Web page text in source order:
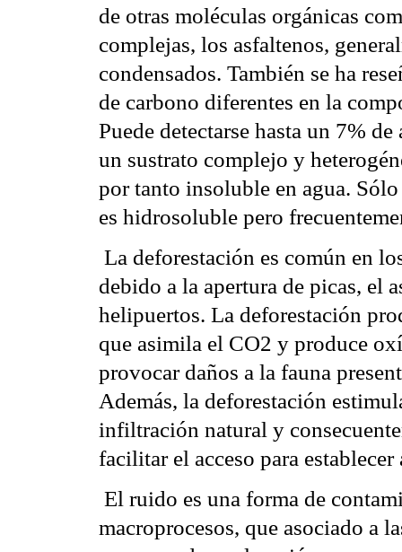
de otras moléculas orgánicas
complejas, los asfaltenos,
condensados. También se ha
de carbono diferentes en la
Puede detectarse hasta un 7%
un sustrato complejo y
por tanto insoluble en agua.
es hidrosoluble pero
 La deforestación es común en
debido a la apertura de picas, el
helipuertos. La deforestación
que asimila el CO2 y produce
provocar daños a la fauna
Además, la deforestación
infiltración natural y
facilitar el acceso para
 El ruido es una forma de
macroprocesos, que asociado a